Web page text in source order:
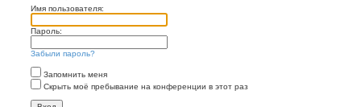
Имя пользователя:
Пароль:
Забыли пароль?
Запомнить меня
Скрыть моё пребывание на конференции в этот раз